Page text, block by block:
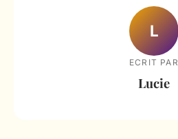
L
ECRIT PAR
Lucie